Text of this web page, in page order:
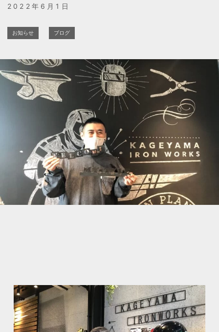
2022年6月1日
お知らせ ブログ